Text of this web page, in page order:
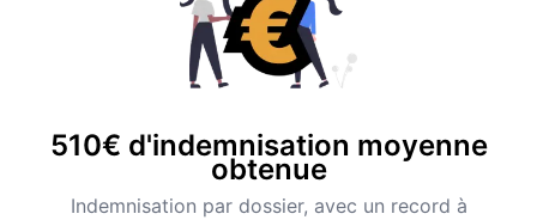
510€ d'indemnisation moyenne
obtenue
Indemnisation par dossier, avec un record à